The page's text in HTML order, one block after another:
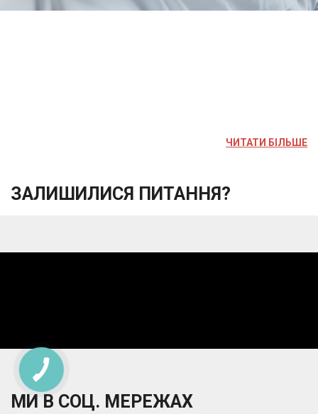
ЧИТАТИ БІЛЬШЕ
ЗАЛИШИЛИСЯ ПИТАННЯ?
МИ В СОЦ. МЕРЕЖАХ